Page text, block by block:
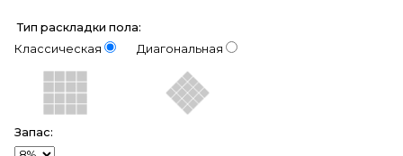
Тип раскладки пола:
Классическая
Диагональная
Запас: